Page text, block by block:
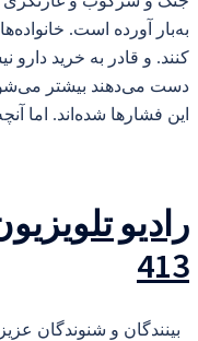
به‌بار آورده است.
کنند. و قادر به خرید
دست می‌دهند بیشتر
این فشارها شده‌اند. اما
رادیو
413